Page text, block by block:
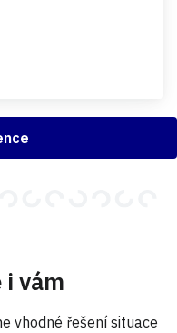
i vám
vhodné řešení situace